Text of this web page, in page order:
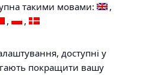
такими мовами:
доступні у
покращити вашу